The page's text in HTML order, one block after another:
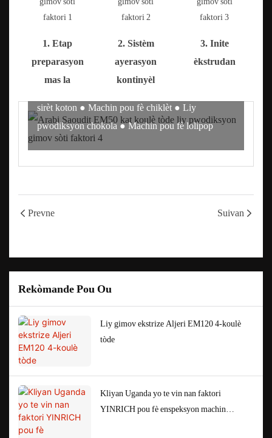
1. Etap
preparasyon
mas la
2. Sistèm
ayerasyon
kontinyèl
3. Inite
èkstrudan
ekipman anbalaj nan Lachin depi 1998. Bay yon
sirèt koton ● Machin pou fè chiklèt ● Liy
pwodiksyon chokola ● Machin pou fè lolipop
Prevne Suivan
Rekòmande Pou Ou
Liy gimov ekstrize Aljeri EM120 4-koulè
tòde
Kliyan Uganda yo te vin nan faktori
YINRICH pou fè enspeksyon machin